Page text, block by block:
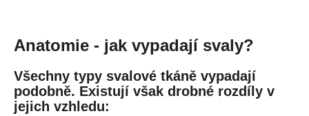
Anatomie - jak vypadají svaly?
Všechny typy svalové tkáně vypadají
podobně. Existují však drobné rozdíly v
jejich vzhledu: